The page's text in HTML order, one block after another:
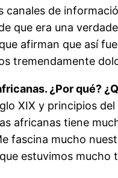
de
que era una
afirman que así
tremendamente
¿Por qué?
XIX y principios
africanas tiene
mucho
estuvimos